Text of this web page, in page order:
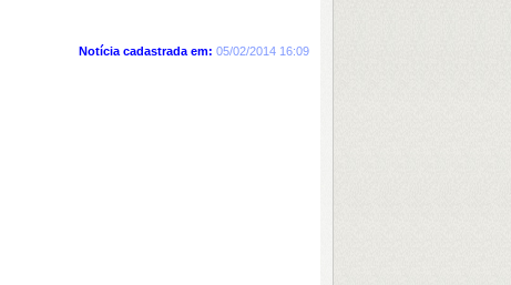
Notícia cadastrada em: 05/02/2014 16:09